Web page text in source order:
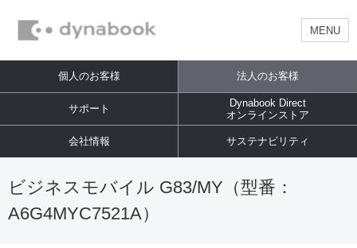
MENU
個人のお客様 法人のお客様
サポート
Dynabook Direct
オンラインストア
会社情報 サステナビリティ
ビジネスモバイル G83/MY（型番：
A6G4MYC7521A）